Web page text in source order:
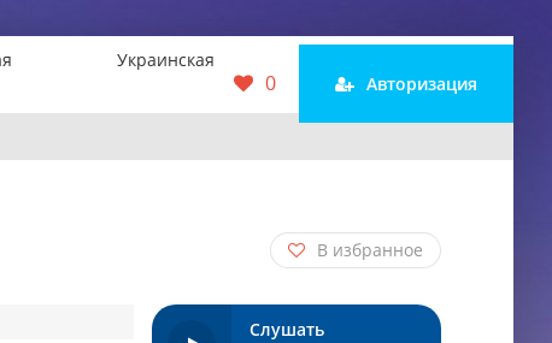
Украинская
0 Авторизация
В избранное
Слушать